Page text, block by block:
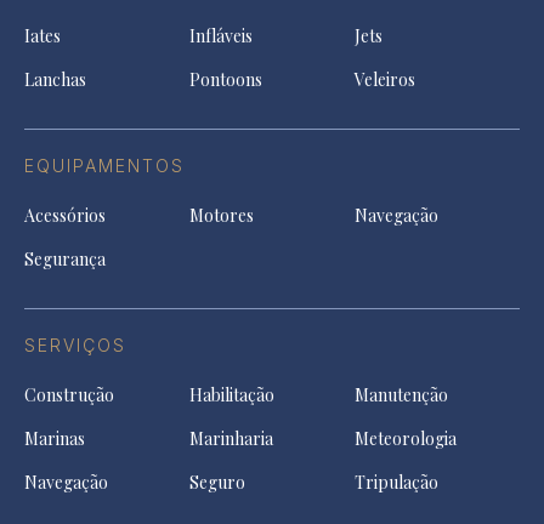
Iates Infláveis
Jets
Lanchas
Pontoons Veleiros
EQUIPAMENTOS
Acessórios Motores
Navegação
Segurança
SERVIÇOS
Construção Habilitação
Manutenção
Marinas
Marinharia
Meteorologia
Navegação
Seguro Tripulação